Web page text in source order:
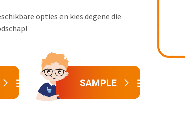
opties en kies degene die